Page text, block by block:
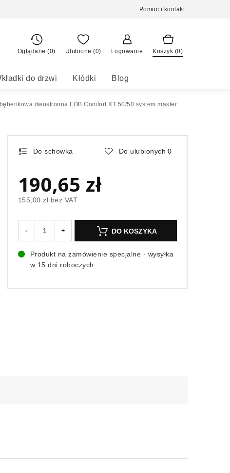
Pomoc i kontakt
Oglądane (0) Ulubione (0) Logowanie Koszyk (0)
do drzwi Kłódki Blog
dwustronna LOB Comfort XT 50/50 system master
Do schowka Do ulubionych 0
190,65 zł
155,00 zł bez VAT
- + DO KOSZYKA
Produkt na zamówienie specjalne - wysyłka
w 15 dni roboczych